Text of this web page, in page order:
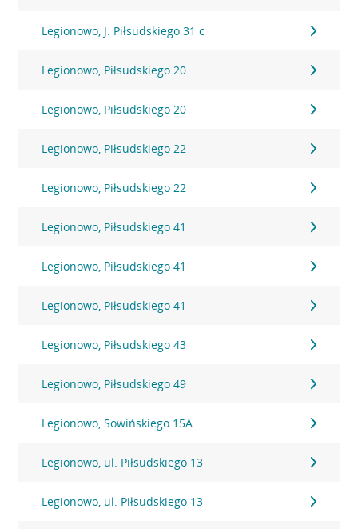
Legionowo, J. Piłsudskiego 31 c
Legionowo, Piłsudskiego 20
Legionowo, Piłsudskiego 20
Legionowo, Piłsudskiego 22
Legionowo, Piłsudskiego 22
Legionowo, Piłsudskiego 41
Legionowo, Piłsudskiego 41
Legionowo, Piłsudskiego 41
Legionowo, Piłsudskiego 43
Legionowo, Piłsudskiego 49
Legionowo, Sowińskiego 15A
Legionowo, ul. Piłsudskiego 13
Legionowo, ul. Piłsudskiego 13